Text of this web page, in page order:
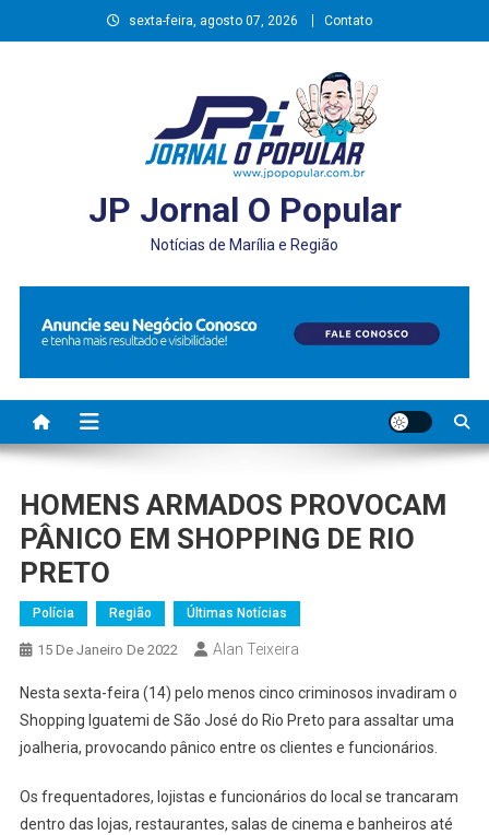
to
sexta-feira, agosto 07, 2026 Contato
JP Jornal O Popular
Notícias de Marília e Região
HOMENS ARMADOS PROVOCAM
PÂNICO EM SHOPPING DE RIO
PRETO
Polícia Região Últimas Notícias
15 De Janeiro De 2022 Alan Teixeira
Nesta sexta-feira (14) pelo menos cinco criminosos invadiram o
Shopping Iguatemi de São José do Rio Preto para assaltar uma
joalheria, provocando pânico entre os clientes e funcionários.
Os frequentadores, lojistas e funcionários do local se trancaram
dentro das lojas, restaurantes, salas de cinema e banheiros até